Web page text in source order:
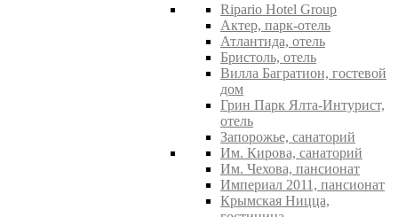
Ripario Hotel Group
Актер, парк-отель
Атлантида, отель
Бристоль, отель
Вилла Багратион, гостевой
дом
Грин Парк Ялта-Интурист,
отель
Запорожье, санаторий
Им. Кирова, санаторий
Им. Чехова, пансионат
Империал 2011, пансионат
Крымская Ницца,